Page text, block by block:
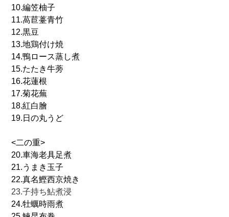
10.編笠柚子
11.萵苣薹青竹
12.黒豆
13.地鶏付け焼
14.鴨ロース蒸し煮
15.たたき牛蒡
16.花蓮根
17.菊花蕪
18.紅白膾
19.日の丸うど
<二の重>
20.車海老具足煮
21.うまき玉子
22.真名鰹西京焼き
23.子持ち鮎煮浸
24.牡蠣時雨煮